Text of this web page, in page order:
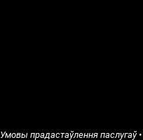
Умовы прадастаўлення паслугаў•